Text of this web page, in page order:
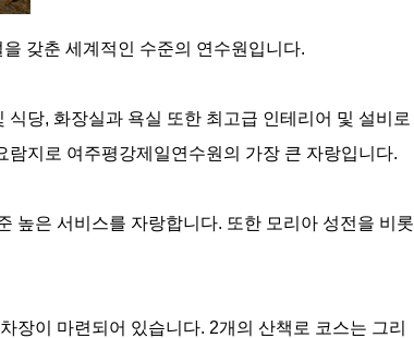
갖춘 세계적인 수준의 연수원입니다.
당, 화장실과 욕실 또한 최고급 인테리어 및 설비로
지로 여주평강제일연수원의 가장 큰 자랑입니다.
높은 서비스를 자랑합니다. 또한 모리아 성전을 비롯
장이 마련되어 있습니다. 2개의 산책로 코스는 그리